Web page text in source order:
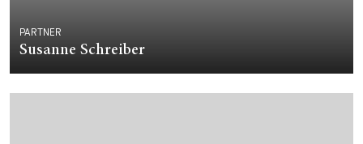
PARTNER
Susanne Schreiber